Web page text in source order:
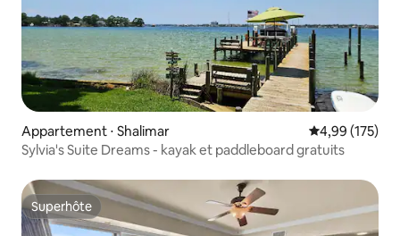
Appartement ⋅ Shalimar Évaluation
4,99 (175)
Sylvia's Suite Dreams - kayak et paddleboard gratuits
Superhôte
Superhôte